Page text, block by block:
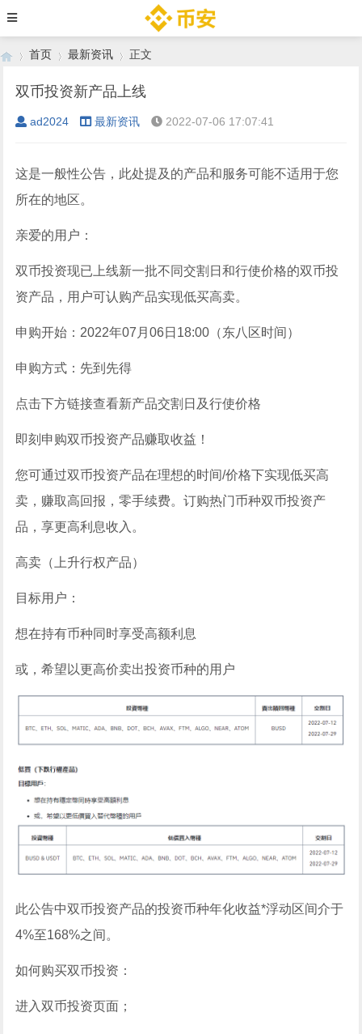
›
首页
›
最新资讯
›
正文
双币投资新产品上线
ad2024 最新资讯 2022-07-06 17:07:41
这是一般性公告，此处提及的产品和服务可能不适用于您
所在的地区。
亲爱的用户：
双币投资现已上线新一批不同交割日和行使价格的双币投
资产品，用户可认购产品实现低买高卖。
申购开始：2022年07月06日18:00（东八区时间）
申购方式：先到先得
点击下方链接查看新产品交割日及行使价格
即刻申购双币投资产品赚取收益！
您可通过双币投资产品在理想的时间/价格下实现低买高
卖，赚取高回报，零手续费。订购热门币种双币投资产
品，享更高利息收入。
高卖（上升行权产品）
目标用户：
想在持有币种同时享受高额利息
或，希望以更高价卖出投资币种的用户
此公告中双币投资产品的投资币种年化收益*浮动区间介于
4%至168%之间。
如何购买双币投资：
进入双币投资页面；